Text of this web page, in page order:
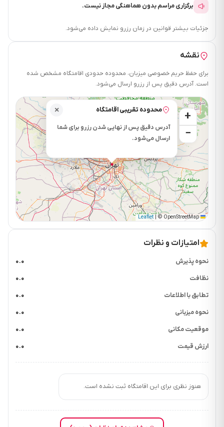
برگزاری مراسم بدون هماهنگی مجاز نیست.
جزئیات بیشتر قوانین در زمان رزرو نمایش داده می‌شود.
نقشه
برای حفظ حریم خصوصی میزبان، محدوده حدودی اقامتگاه مشخص شده
است. آدرس دقیق پس از رزرو ارسال می‌شود.
محدوده تقریبی اقامتگاه
آدرس دقیق پس از نهایی شدن رزرو برای شما
ارسال می‌شود.
×
+
−
Leaflet
© OpenStreetMap
امتیازات و نظرات
نحوه پذیرش ۰.۰
نظافت ۰.۰
تطابق با اطلاعات ۰.۰
نحوه میزبانی ۰.۰
موقعیت مکانی ۰.۰
ارزش قیمت ۰.۰
هنوز نظری برای این اقامتگاه ثبت نشده است.